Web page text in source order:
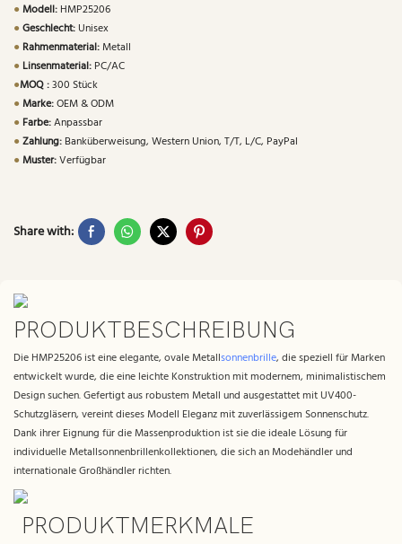
●Modell: HMP25206
●Geschlecht: Unisex
● Rahmenmaterial:Metall
● Linsenmaterial: PC/AC
●MOQ :300 Stück
●Marke:OEM & ODM
● Farbe:Anpassbar
●Zahlung: Banküberweisung, Western Union, T/T, L/C, PayPal
●Muster:Verfügbar
Share with:
PRODUKTBESCHREIBUNG
Die HMP25206 ist eine elegante, ovale Metallsonnenbrille, die speziell für Marken
entwickelt wurde, die eine leichte Konstruktion mit modernem, minimalistischem
Design suchen. Gefertigt aus robustem Metall und ausgestattet mit UV400-
Schutzgläsern, vereint dieses Modell Eleganz mit zuverlässigem Sonnenschutz.
Dank ihrer Eignung für die Massenproduktion ist sie die ideale Lösung für
individuelle Metallsonnenbrillenkollektionen, die sich an Modehändler und
internationale Großhändler richten.
PRODUKTMERKMALE